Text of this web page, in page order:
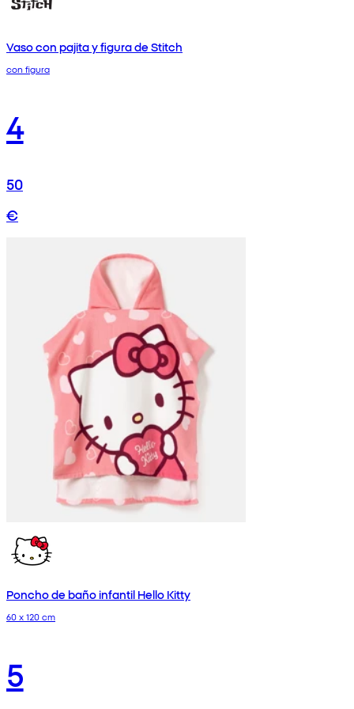
Vaso con pajita y figura de Stitch
con figura
4
50
€
Poncho de baño infantil Hello Kitty
60 x 120 cm
5